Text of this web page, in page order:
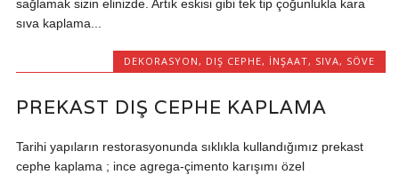
sağlamak sizin elinizde. Artık eskisi gibi tek tip çoğunlukla kara
sıva kaplama...
DEKORASYON , DIŞ CEPHE, İNŞAAT, SIVA, SÖVE
PREKAST DIŞ CEPHE KAPLAMA
Tarihi yapıların restorasyonunda sıklıkla kullandığımız prekast
cephe kaplama ; ince agrega-çimento karışımı özel